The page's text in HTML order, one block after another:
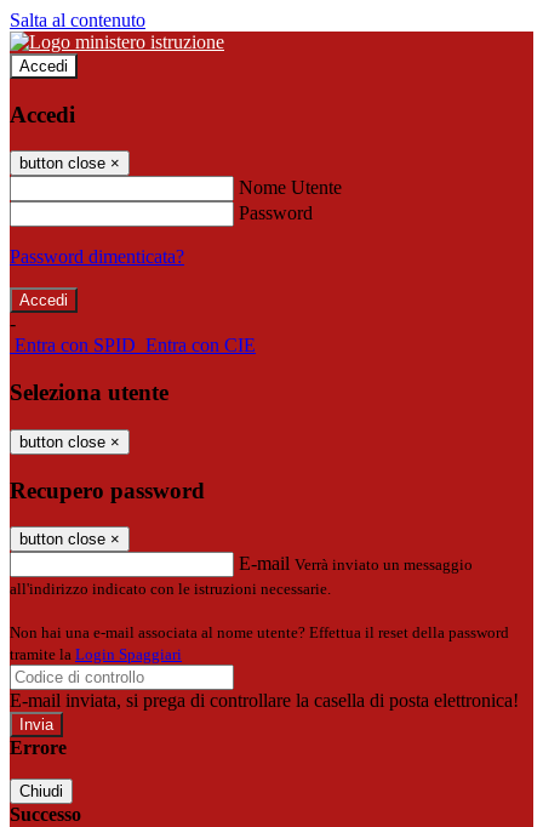
Salta al contenuto
Accedi
Accedi
button close ×
Nome Utente
Password
Password dimenticata?
-
Entra con SPID Entra con CIE
Seleziona utente
button close ×
Recupero password
button close ×
E-mail Verrà inviato un messaggio
all'indirizzo indicato con le istruzioni necessarie.
Non hai una e-mail associata al nome utente? Effettua il reset della password
tramite la Login Spaggiari
E-mail inviata, si prega di controllare la casella di posta elettronica!
Errore
Chiudi
Successo